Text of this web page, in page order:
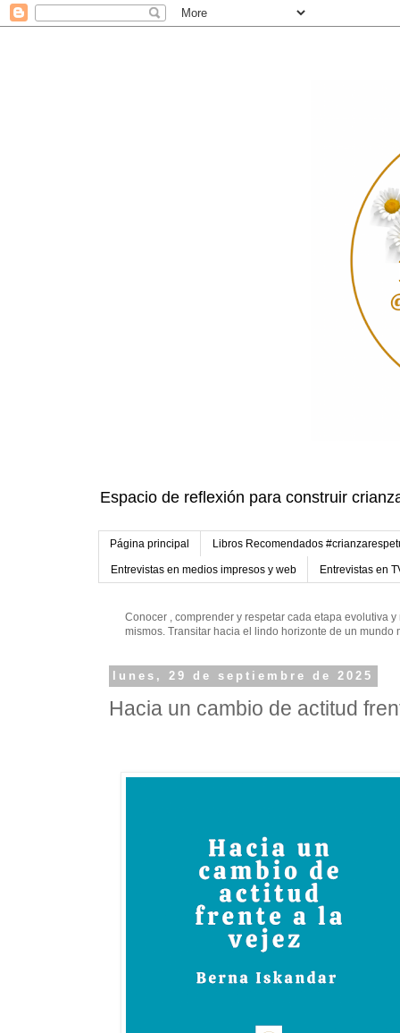
Espacio de reflexión para construir
Página principal Libros Recomendados
Entrevistas en medios impresos y web Entrevistas en
Conocer , comprender y respetar cada etapa evolutiva
mismos. Transitar hacia el lindo horizonte de un mundo
lunes, 29 de septiembre de 2025
Hacia un cambio de actitud